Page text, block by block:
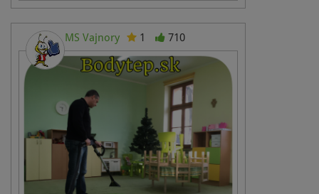
MS Vajnory 1 710